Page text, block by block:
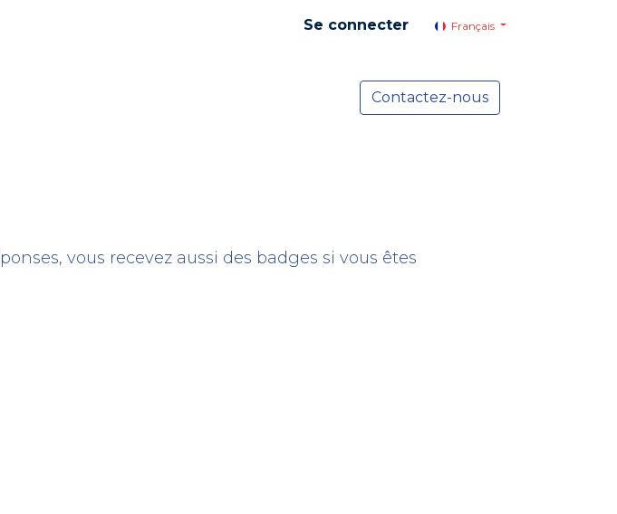
Se connecter Français
Actualités
Contactez-nous
vous recevez aussi des badges si vous êtes